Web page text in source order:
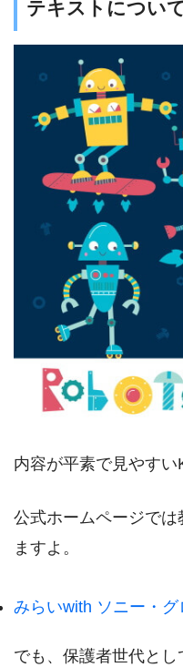
テキストについ
内容が平素で見やすい
公式ホームページでは
ますよ。
みらいwith ソニー・
でも、保護者世代と